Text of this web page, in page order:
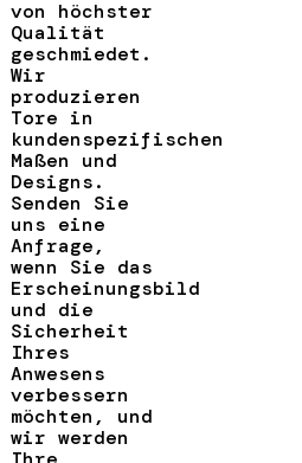
von höchster
Qualität
geschmiedet.
Wir
produzieren
Tore in
kundenspezifischen
Maßen und
Designs.
Senden Sie
uns eine
Anfrage,
wenn Sie das
Erscheinungsbild
und die
Sicherheit
Ihres
Anwesens
verbessern
möchten, und
wir werden